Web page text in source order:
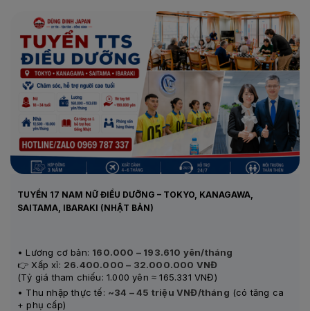
TUYỂN 17 NAM NỮ ĐIỀU DƯỠNG – TOKYO, KANAGAWA,
SAITAMA, IBARAKI (NHẬT BẢN)
• Lương cơ bản: 160.000 – 193.610 yên/tháng
👉 Xấp xỉ: 26.400.000 – 32.000.000 VNĐ
(Tỷ giá tham chiếu: 1.000 yên ≈ 165.331 VNĐ)
• Thu nhập thực tế: ~34 – 45 triệu VNĐ/tháng (có tăng ca
+ phụ cấp)